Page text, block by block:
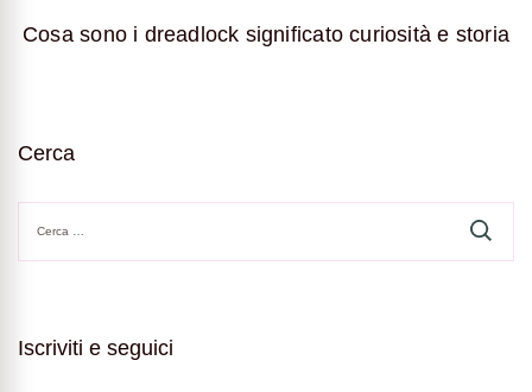
Cosa sono i dreadlock significato curiosità e storia
Cerca
per:
Iscriviti e seguici